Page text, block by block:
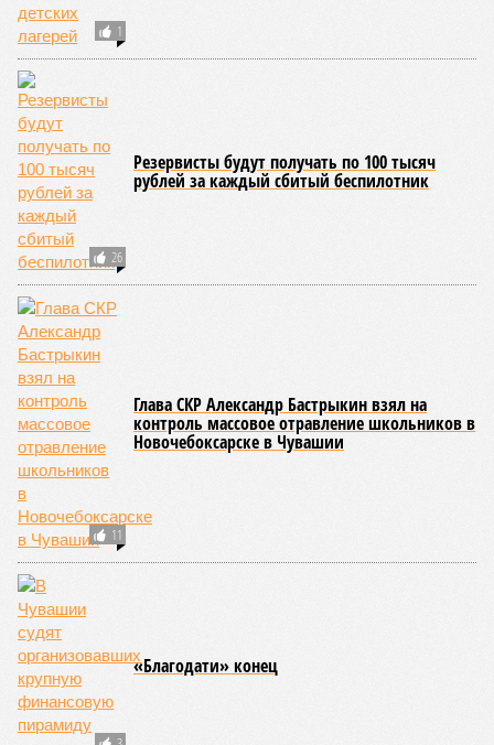
нынешнем сезоне функционирует 299 таких учреждений,
причём 14 из них относятся к загородному типу. Сотрудники
ведомства осуществили 105 выездных проверок и
профилактических визитов, что позволило охватить
проверочными действиями значительную долю лагерей. По
итогам проведённых мероприятий различные нарушения
были зафиксированы в 33 учреждениях. В адрес
администраций этих объектов были вынесены
предписания, обязывающие устранить выявленные
недостатки.
Среди наиболее часто встречающихся нарушений
оказались следующие: ненадлежащее содержание
территории и несоблюдение санитарно-гигиенических норм
на ней; нарушения в процессе организации питания детей и
при обеспечении питьевого режима; а также
несвоевременное или неполное проведение медицинских
осмотров сотрудников лагерей.
Особый контроль был направлен на персонал,
работающий на пищеблоках. В ходе этих проверок у 20
указанные сотрудники были незамедлительно отстранены
от выполнения своих обязанностей и направлены на
лечение.
Представители ведомства отметили, что оперативное
принятие указанных мер позволило избежать
возникновения массовых инфекционных заболеваний
среди детей, находившихся в оздоровительных
учреждениях.